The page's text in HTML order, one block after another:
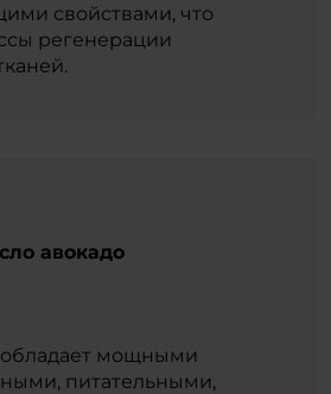
свойствами, что
регенерации
авокадо
обладает мощными
питательными,